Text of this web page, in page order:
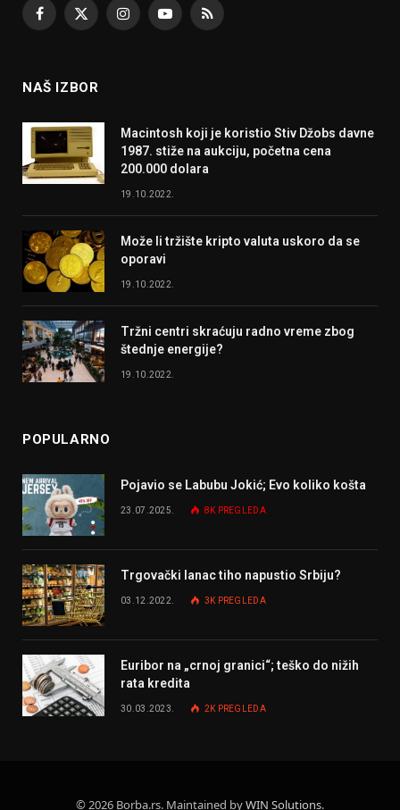
Facebook
X
InstagramYouTubeRSS
NAŠ IZBOR
Macintosh koji je koristio Stiv Džobs davne
1987. stiže na aukciju, početna cena
200.000 dolara
19.10.2022.
Može li tržište kripto valuta uskoro da se
oporavi
19.10.2022.
Tržni centri skraćuju radno vreme zbog
štednje energije?
19.10.2022.
POPULARNO
Pojavio se Labubu Jokić; Evo koliko košta
23.07.2025. 8K PREGLEDA
Trgovački lanac tiho napustio Srbiju?
03.12.2022. 3K PREGLEDA
Euribor na „crnoj granici“; teško do nižih
rata kredita
30.03.2023. 2K PREGLEDA
© 2026 Borba.rs. Maintained byWIN Solutions.